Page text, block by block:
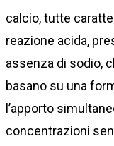
calcio, tutte
reazione acida,
assenza di sodio,
basano su una
l’apporto
concentrazioni